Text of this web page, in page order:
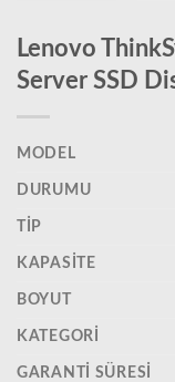
Lenovo
Server SSD
MODEL
DURUMU
TIP
KAPASITE
BOYUT
KATEGORI
GARANTI SÜRESI